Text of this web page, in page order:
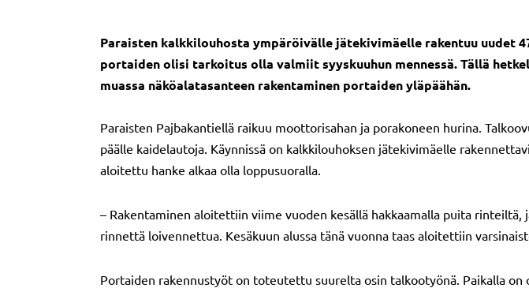
Paraisten kalkkilouhosta ympäröivälle jätekivimäelle rakentuu
portaiden olisi tarkoitus olla valmiit syyskuuhun mennessä. Tällä
muassa näköalatasanteen rakentaminen portaiden yläpäähän.
Paraisten Pajbakantiellä raikuu moottorisahan ja porakoneen hurina.
päälle kaidelautoja. Käynnissä on kalkkilouhoksen jätekivimäelle
aloitettu hanke alkaa olla loppusuoralla.
– Rakentaminen aloitettiin viime vuoden kesällä hakkaamalla puita
rinnettä loivennettua. Kesäkuun alussa tänä vuonna taas aloitettiin
Portaiden rakennustyöt on toteutettu suurelta osin talkootyönä. Paikalla